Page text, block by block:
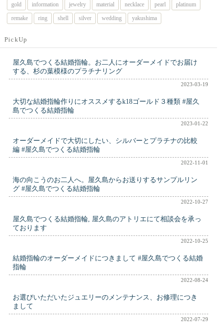
gold
information jewelry material necklace pearl
platinum
remake
ring shell silver wedding yakushima
PickUp
屋久島でつくる結婚指輪。お二人にオーダーメイドでお届け
する、杉の葉模様のプラチナリング
2023-03-19
大切な結婚指輪作りにオススメするk18ゴールド３種類 #屋久
島でつくる結婚指輪
2023-01-22
オーダーメイドで大切にしたい、シルバーとプラチナの比較
編 #屋久島でつくる結婚指輪
2022-11-01
海の向こうのお二人へ。屋久島からお送りするサンプルリン
グ #屋久島でつくる結婚指輪
2022-10-27
屋久島でつくる結婚指輪, 屋久島のアトリエにて相談会を承っ
ております
2022-10-25
結婚指輪のオーダーメイドにつきまして #屋久島でつくる結婚
指輪
2022-08-24
お選びいただいたジュエリーのメンテナンス、お修理につき
まして
2022-07-29